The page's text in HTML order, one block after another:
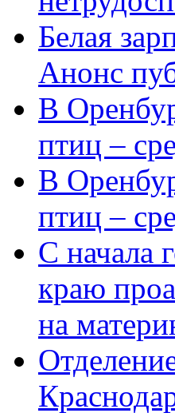
Белая
Анонс
В
птиц –
В
птиц –
С начала
краю
на